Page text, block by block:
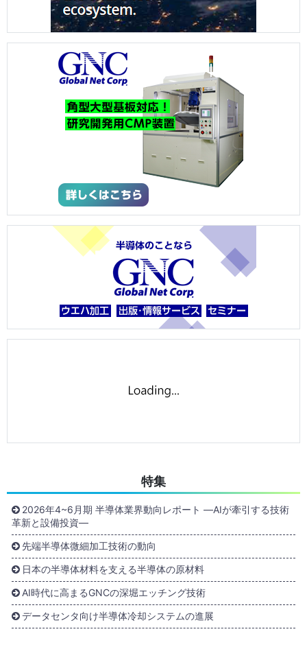
特集
2026年4~6月期 半導体業界動向レポート ―AIが牽引する技術
革新と設備投資―
先端半導体微細加工技術の動向
日本の半導体材料を支える半導体の原材料
AI時代に高まるGNCの深堀エッチング技術
データセンタ向け半導体冷却システムの進展